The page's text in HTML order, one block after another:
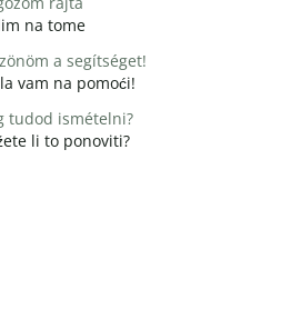
na tome
a segítséget!
vam na pomoći!
tudod ismételni?
li to ponoviti?